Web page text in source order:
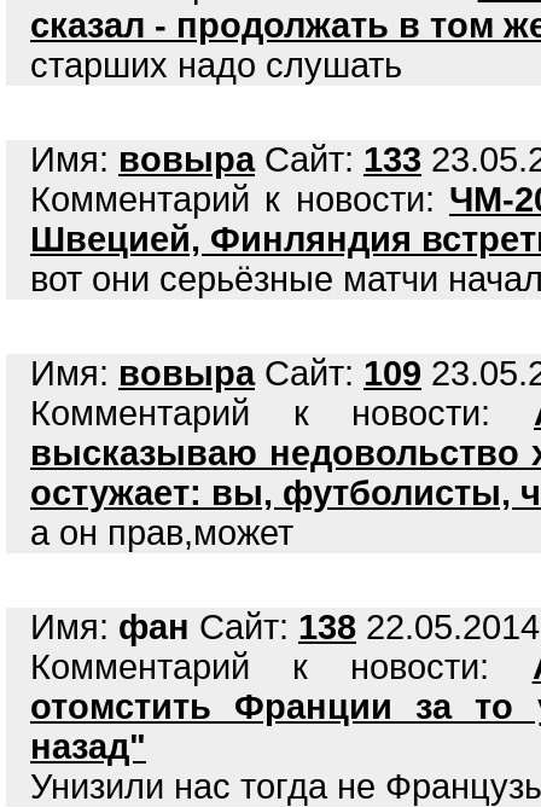
сказал - продолжать в том
старших надо слушать
Имя: вовыраСайт: 133
Комментарий к новости: ЧМ-
Швецией, Финляндия
вот они серьёзные матчи
Имя: вовыраСайт: 109
Комментарий к новости:
высказываю недовольство
остужает: вы, футболисты,
а он прав,может
Имя: фан Сайт: 138
Комментарий к новости:
отомстить Франции за то
назад"
Унизили нас тогда не